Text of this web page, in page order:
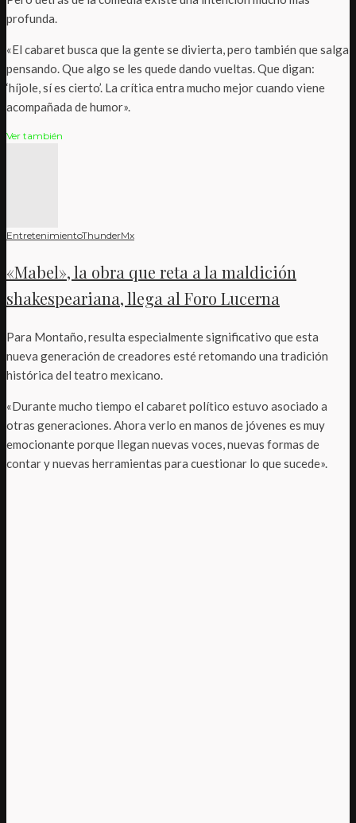
profunda.
«El cabaret busca que la gente se divierta, pero también que salga
pensando. Que algo se les quede dando vueltas. Que digan:
‘híjole, sí es cierto’. La crítica entra mucho mejor cuando viene
acompañada de humor».
Ver también
EntretenimientoThunderMx
«Mabel», la obra que reta a la maldición
shakespeariana, llega al Foro Lucerna
Para Montaño, resulta especialmente significativo que esta
nueva generación de creadores esté retomando una tradición
histórica del teatro mexicano.
«Durante mucho tiempo el cabaret político estuvo asociado a
otras generaciones. Ahora verlo en manos de jóvenes es muy
emocionante porque llegan nuevas voces, nuevas formas de
contar y nuevas herramientas para cuestionar lo que sucede».